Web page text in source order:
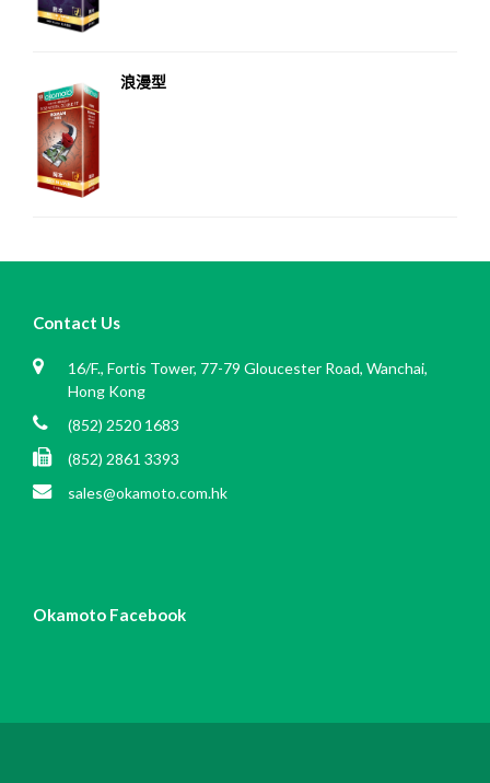
浪漫型
Contact Us
16/F., Fortis Tower, 77-79 Gloucester Road, Wanchai,
Hong Kong
(852) 2520 1683
(852) 2861 3393
sales@okamoto.com.hk
Okamoto Facebook